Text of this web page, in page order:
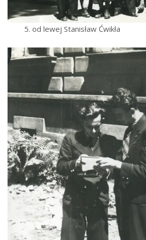
5. od lewej Stanisław Ćwikła